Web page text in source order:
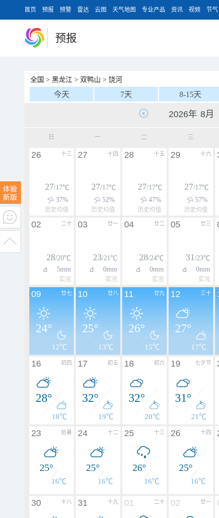
首页 预报 预警 雷达 云图 天气地图 专业产品 资讯 视频 节气
预报
全国 > 黑龙江 > 双鸭山 > 饶河
今天 7天 8-15天
日 一 二 三
十三
26
27/17℃
37%
历史均值
十四
27
27/17℃
52%
历史均值
十五
28
27/17℃
47%
历史均值
十六
29
27/17℃
57%
历史均值
二十
02
28/20℃
5mm
实况
廿一
03
23/21℃
0mm
实况
廿二
04
28/24℃
0mm
实况
廿三
05
31/23℃
0mm
实况
廿七
09
24°
12℃
廿八
10
25°
13℃
廿九
11
26°
15℃
三十
12
27°
17℃
初四
16
28°
18℃
初五
17
32°
19℃
初六
18
32°
20℃
七夕节
19
31°
21℃
处暑
23
25°
16℃
十二
24
25°
16℃
十三
25
26°
16℃
十四
26
25°
16℃
十八
30 十九
31 二十
01 廿一
02